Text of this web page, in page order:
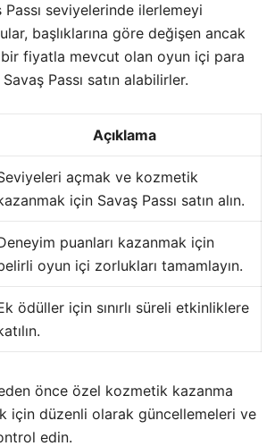
seviyelerinde ilerlemeyi
başlıklarına göre değişen ancak
fiyatla mevcut olan oyun içi para
Passı satın alabilirler.
Açıklama
açmak ve kozmetik
için Savaş Passı satın alın.
puanları kazanmak için
oyun içi zorlukları tamamlayın.
ödüller için sınırlı süreli etkinliklere
önce özel kozmetik kazanma
için düzenli olarak güncellemeleri ve
edin.